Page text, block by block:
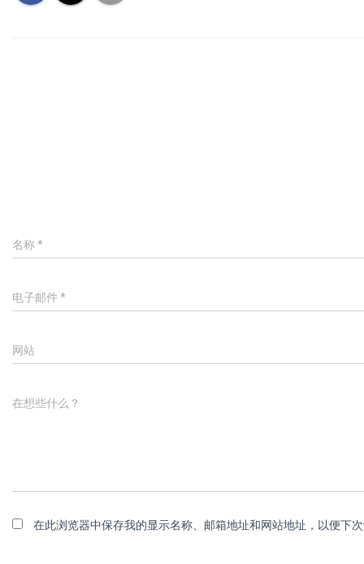
名称*
电子邮件 *
网站
在想些什么？
在此浏览器中保存我的显示名称、邮箱地址和网站地址，以便下